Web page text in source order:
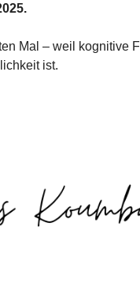
Mal – weil kognitive
ist.